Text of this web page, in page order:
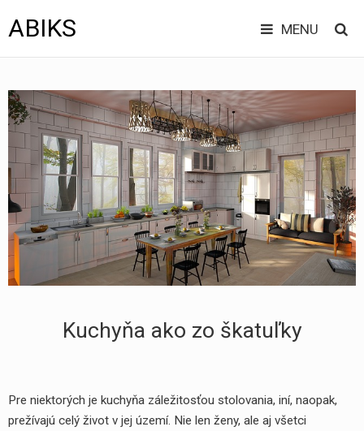
ABIKS
menu
DOVOLENKA
EKONOMIKA
ELEKTRO
INTERNET
TOVAR
MENU
na
obsah
Kuchyňa ako zo škatuľky
Pre niektorých je kuchyňa záležitosťou stolovania, iní, naopak,
prežívajú celý život v jej území. Nie len ženy, ale aj všetci